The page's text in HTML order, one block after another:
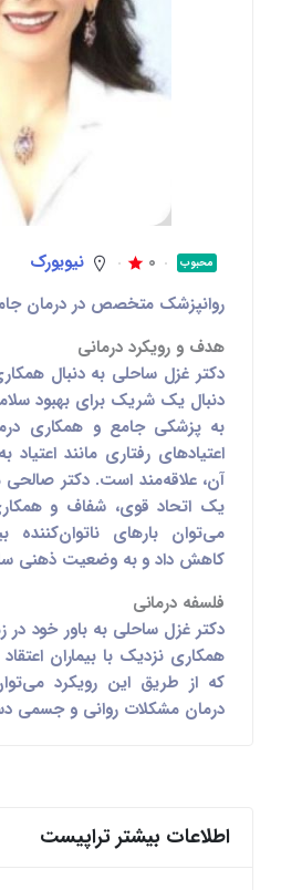
محبوب 0
نیویورک
روانپزشک متخصص در درمان
هدف و رویکرد درمانی
دکتر غزل ساحلی به دنبال
دنبال یک شریک برای بهبود
به پزشکی جامع و همکاری
اعتیادهای رفتاری مانند
آن، علاقه‌مند است. دکتر
یک اتحاد قوی، شفاف و
می‌توان بارهای ناتوان‌کننده
کاهش داد و به وضعیت ذهنی
فلسفه درمانی
دکتر غزل ساحلی به باور خود
همکاری نزدیک با بیماران
که از طریق این رویکرد
درمان مشکلات روانی و جسمی
اطلاعات بیشتر تراپیست